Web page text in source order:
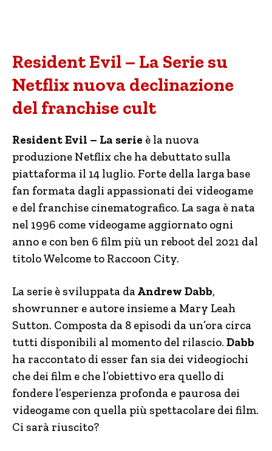
Resident Evil – La Serie su
Netflix nuova declinazione
del franchise cult
Resident Evil – La serie è la nuova
produzione Netflix che ha debuttato sulla
piattaforma il 14 luglio. Forte della larga base
fan formata dagli appassionati dei videogame
e del franchise cinematografico. La saga è nata
nel 1996 come videogame aggiornato ogni
anno e con ben 6 film più un reboot del 2021 dal
titolo Welcome to Raccoon City.
La serie è sviluppata daAndrew Dabb,
showrunner e autore insieme a Mary Leah
Sutton. Composta da 8 episodi da un’ora circa
tutti disponibili al momento del rilascio. Dabb
ha raccontato di esser fan sia dei videogiochi
che dei film e che l’obiettivo era quello di
fondere l’esperienza profonda e paurosa dei
videogame con quella più spettacolare dei film.
Ci sarà riuscito?